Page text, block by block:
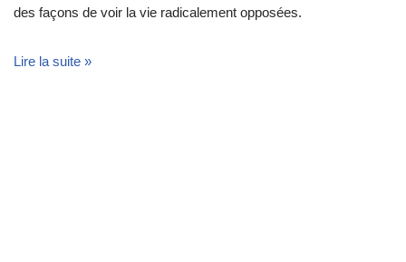
des façons de voir la vie radicalement opposées.
Lire la suite »